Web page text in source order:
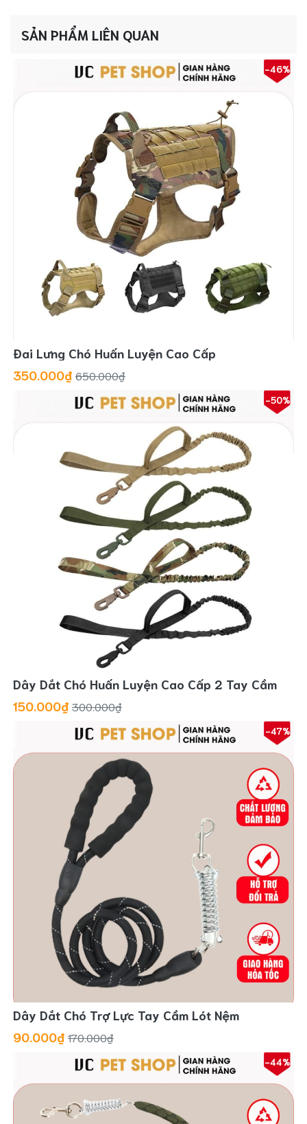
lượng
SẢN PHẨM LIÊN QUAN
-46%
Đai Lưng Chó Huấn Luyện Cao Cấp
350.000₫ 650.000₫
-50%
Dây Dắt Chó Huấn Luyện Cao Cấp 2 Tay Cầm
150.000₫ 300.000₫
-47%
Dây Dắt Chó Trợ Lực Tay Cầm Lót Nệm
90.000₫ 170.000₫
-44%